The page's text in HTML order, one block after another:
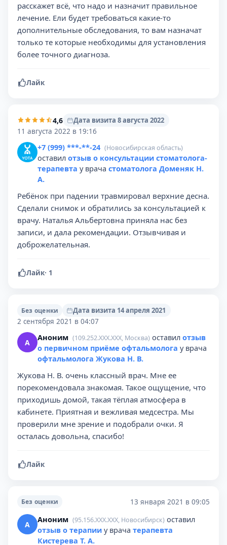
расскажет всё, что надо и назначит правильное
лечение. Ели будет требоваться какие-то
дополнительные обследования, то вам назначат
только те которые необходимы для установления
более точного диагноза.
Лайк
4,6
Дата визита 8 августа 2022
11 августа 2022 в 19:16
+7 (999) ***-**-24 (Новосибирская область)
оставил отзыв о консультации стоматолога-
терапевта у врача стоматолога Доменяк Н.
А.
Ребёнок при падении травмировал верхние десна.
Сделали снимок и обратились за консультацией к
врачу. Наталья Альбертовна приняла нас без
записи, и дала рекомендации. Отзывчивая и
доброжелательная.
Лайк· 1
Без оценки
Дата визита 14 апреля 2021
2 сентября 2021 в 04:07
А Аноним (109.252.XXX.XXX, Москва) оставил отзыв
о первичном приёме офтальмолога у врача
офтальмолога Жукова Н. В.
Жукова Н. В. очень классный врач. Мне ее
порекомендовала знакомая. Такое ощущение, что
приходишь домой, такая тёплая атмосфера в
кабинете. Приятная и вежливая медсестра. Мы
проверили мне зрение и подобрали очки. Я
осталась довольна, спасибо!
Лайк
Без оценки 13 января 2021 в 09:05
А Аноним (95.156.XXX.XXX, Новосибирск) оставил
отзыв о терапии у врача терапевта
Кистерева Т. А.